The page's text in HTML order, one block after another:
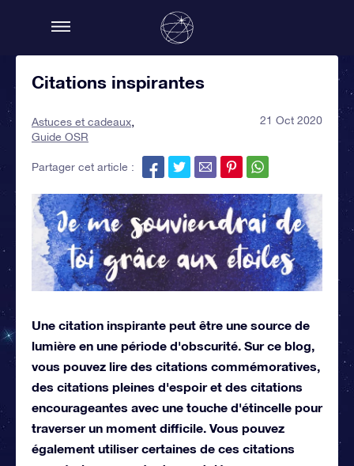
Citations inspirantes
Astuces et cadeaux
Guide OSR
21 Oct 2020
Partager cet article :
Une citation inspirante peut être une source de
lumière en une période d'obscurité. Sur ce blog,
vous pouvez lire des citations commémoratives,
des citations pleines d'espoir et des citations
encourageantes avec une touche d'étincelle pour
traverser un moment difficile. Vous pouvez
également utiliser certaines de ces citations